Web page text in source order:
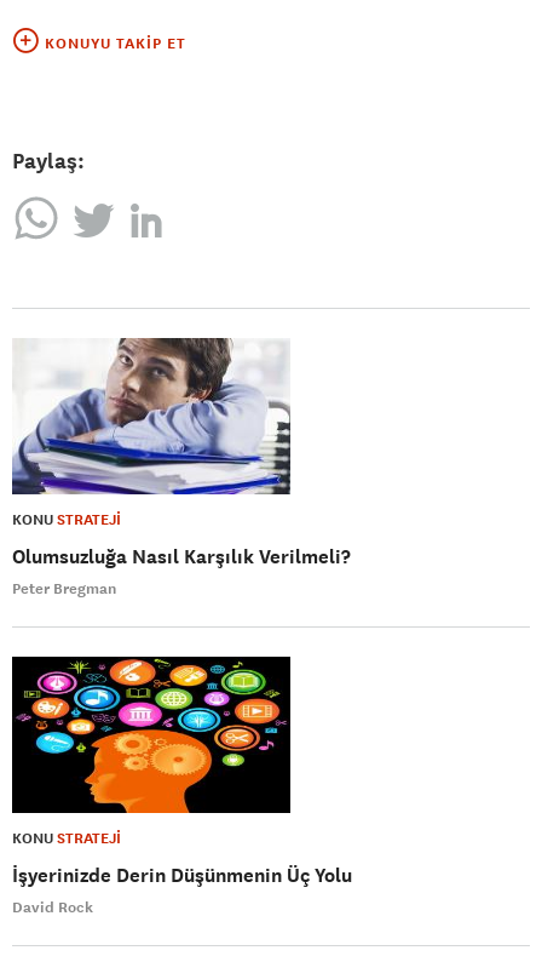
KONUYU TAKIP ET
Paylaş:
KONUSTRATEJİ
Olumsuzluğa Nasıl Karşılık Verilmeli?
Peter Bregman
KONUSTRATEJİ
İşyerinizde Derin Düşünmenin Üç Yolu
David Rock